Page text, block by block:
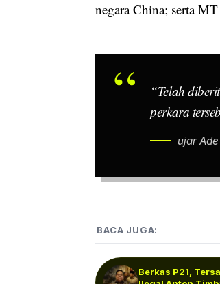
negara China; serta
“Telah
perkara
ujar
BACA JUGA:
Berkas P21,